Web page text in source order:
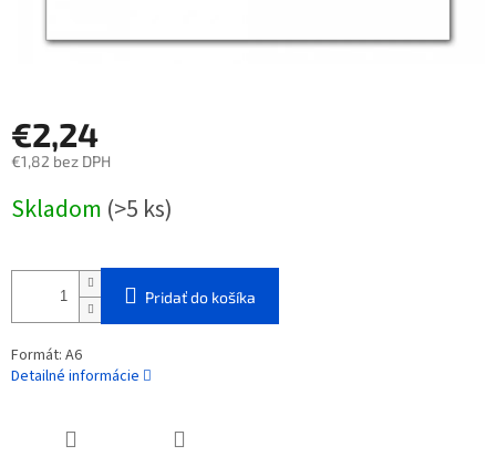
€2,24
€1,82 bez DPH
cena:
Skladom (>5 ks)
Pridať do košíka
Formát: A6
Detailné informácie